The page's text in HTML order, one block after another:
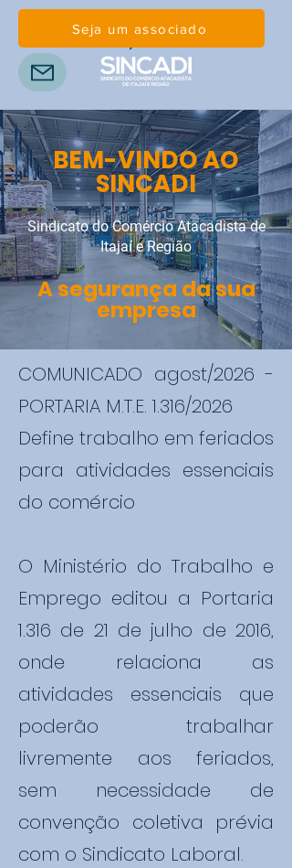
Seja um associado
BEM-VINDO AO
SINCADI
Sindicato do Comércio Atacadista de
Itajaí e Região
A segurança da sua
empresa
COMUNICADO agost/2026 -
PORTARIA M.T.E. 1.316/2026
Define trabalho em feriados
para atividades essenciais
do comércio
O Ministério do Trabalho e
Emprego editou a Portaria
1.316 de 21 de julho de 2016,
onde relaciona as
atividades essenciais que
poderão trabalhar
livremente aos feriados,
sem necessidade de
convenção coletiva prévia
com o Sindicato Laboral.